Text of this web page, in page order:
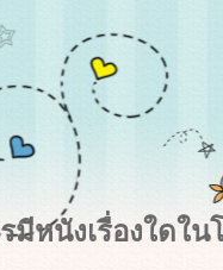
มีหนังเรื่องใดใ